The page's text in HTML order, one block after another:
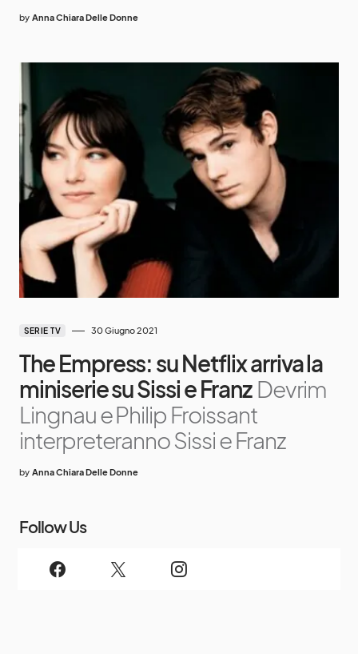
by Anna Chiara Delle Donne
SERIE TV 30 Giugno 2021
The Empress: su Netflix arriva la
miniserie su Sissi e Franz Devrim
Lingnau e Philip Froissant
interpreteranno Sissi e Franz
by Anna Chiara Delle Donne
Follow Us